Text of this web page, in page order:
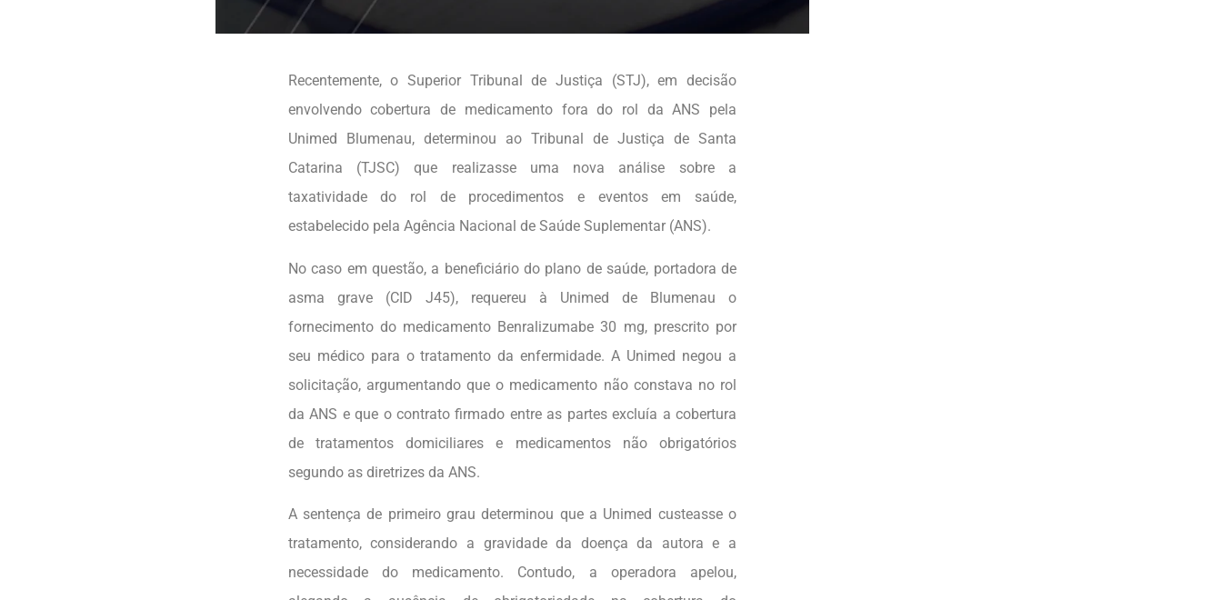
Recentemente, o Superior Tribunal de Justiça (STJ), em decisão
envolvendo cobertura de medicamento fora do rol da ANS pela
Unimed Blumenau, determinou ao Tribunal de Justiça de Santa
Catarina (TJSC) que realizasse uma nova análise sobre a
taxatividade do rol de procedimentos e eventos em saúde,
estabelecido pela Agência Nacional de Saúde Suplementar (ANS).
No caso em questão, a beneficiário do plano de saúde, portadora de
asma grave (CID J45), requereu à Unimed de Blumenau o
fornecimento do medicamento Benralizumabe 30 mg, prescrito por
seu médico para o tratamento da enfermidade. A Unimed negou a
solicitação, argumentando que o medicamento não constava no rol
da ANS e que o contrato firmado entre as partes excluía a cobertura
de tratamentos domiciliares e medicamentos não obrigatórios
segundo as diretrizes da ANS.
A sentença de primeiro grau determinou que a Unimed custeasse o
tratamento, considerando a gravidade da doença da autora e a
necessidade do medicamento. Contudo, a operadora apelou,